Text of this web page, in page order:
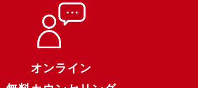
オンライン